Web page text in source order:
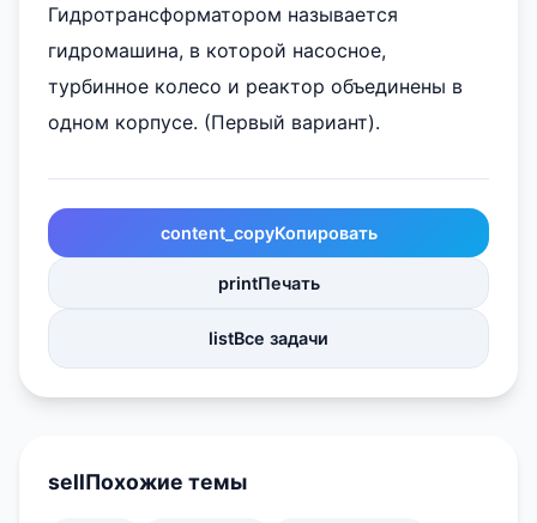
Гидротрансформатором называется
гидромашина, в которой насосное,
турбинное колесо и реактор объединены в
одном корпусе. (Первый вариант).
content_copyКопировать
printПечать
listВсе задачи
sellПохожие темы